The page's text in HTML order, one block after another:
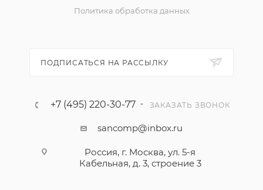
Политика обработка данных
ПОДПИСАТЬСЯ НА РАССЫЛКУ
+7 (495) 220-30-77 ЗАКАЗАТЬ ЗВОНОК
sancomp@inbox.ru
Россия, г. Москва, ул. 5-я
Кабельная, д. 3, строение 3